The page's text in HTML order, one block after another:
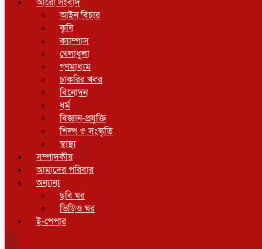
আইন বিচার
কৃষি
ক্যাম্পাস
খেলাধুলা
গণমাধ্যম
চাকরির খবর
বিনোদন
ধর্ম
বিজ্ঞান-প্রযুক্তি
শিল্প ও সংস্কৃতি
স্বাস্থ্য
সম্পাদকীয়
আমাদের পরিবার
অন্যান্য
ছবি ঘর
ভিডিও ঘর
ই-পেপার